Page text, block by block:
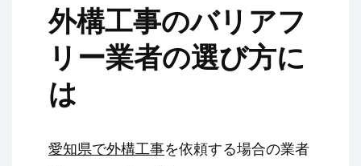
外構工事のバリアフ
リー業者の選び方に
は
愛知県で外構工事を依頼する場合の業者